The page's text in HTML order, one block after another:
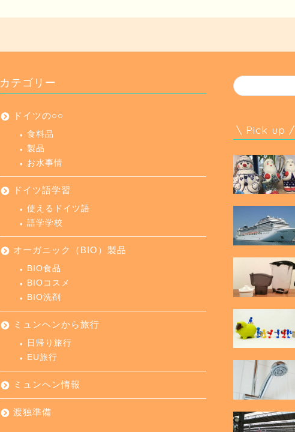
カテゴリー
ドイツの○○
食料品
製品
お水事情
ドイツ語学習
使えるドイツ語
語学学校
オーガニック（BIO）製品
BIO食品
BIOコスメ
BIO洗剤
ミュンヘンから旅行
日帰り旅行
EU旅行
ミュンヘン情報
渡独準備
\ Pick up /